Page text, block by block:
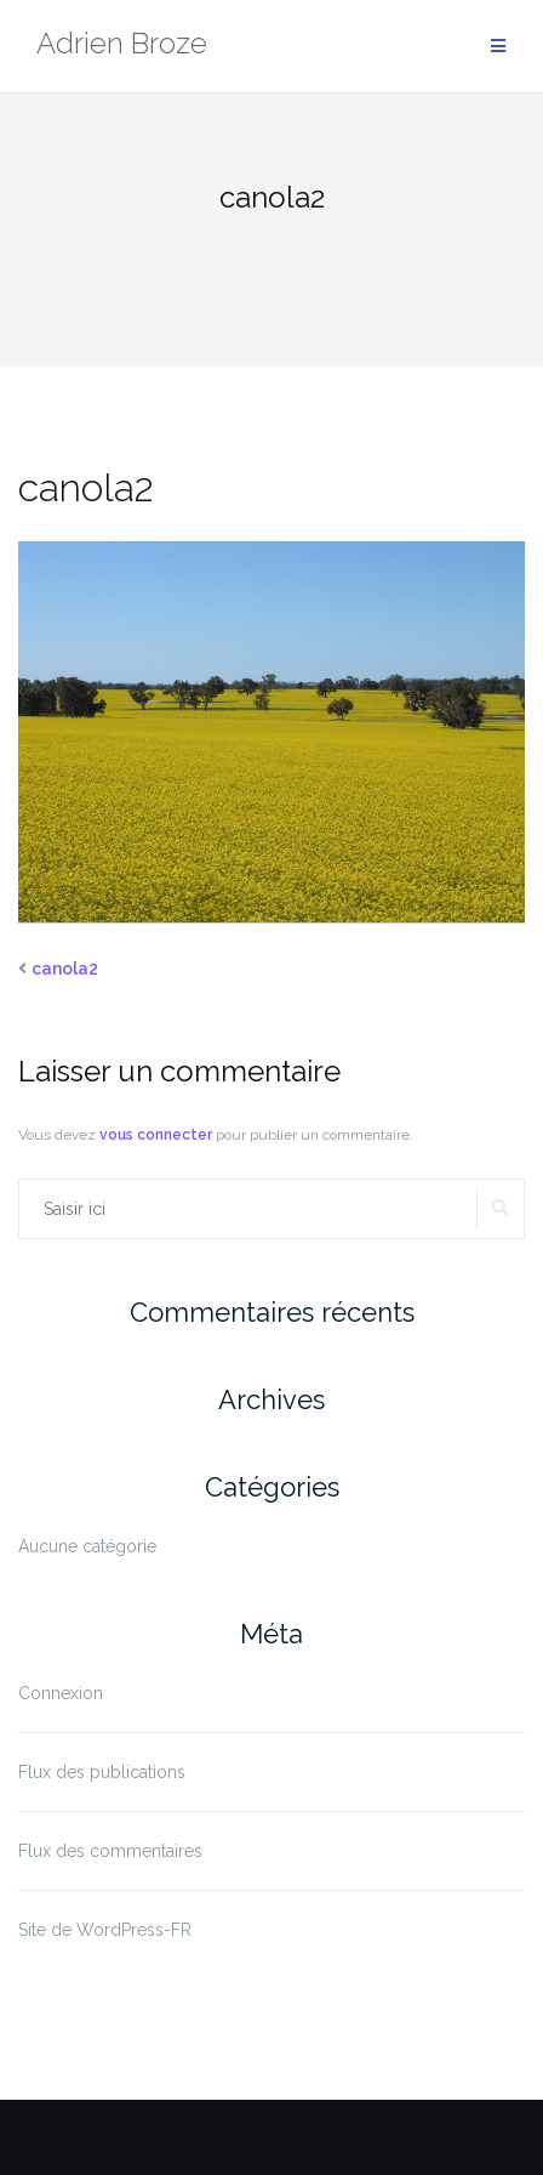
Adrien Broze
canola2
canola2
canola2
Laisser un commentaire
Vous devez vous connecterpour publier un commentaire.
Rechercher :
Commentaires récents
Archives
Catégories
Aucune catégorie
Méta
Connexion
Flux des publications
Flux des commentaires
Site de WordPress-FR